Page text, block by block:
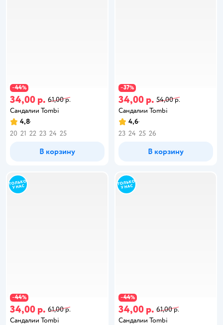
−44%
34,00 р. 61,00 р.
Сандалии Tombi
4,8
20 21 22 23 24 25
В корзину
−37%
34,00 р. 54,00 р.
Сандалии Tombi
4,6
23 24 25 26
В корзину
−44%
34,00 р. 61,00 р.
Сандалии Tombi
−44%
34,00 р. 61,00 р.
Сандалии Tombi